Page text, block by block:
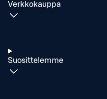
Verkkokauppa
Suosittelemme